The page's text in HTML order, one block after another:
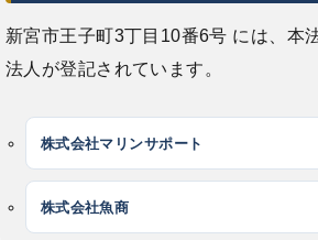
新宮市王子町3丁目10番6号 には、本
法人が登記されています。
株式会社マリンサポート
株式会社魚商